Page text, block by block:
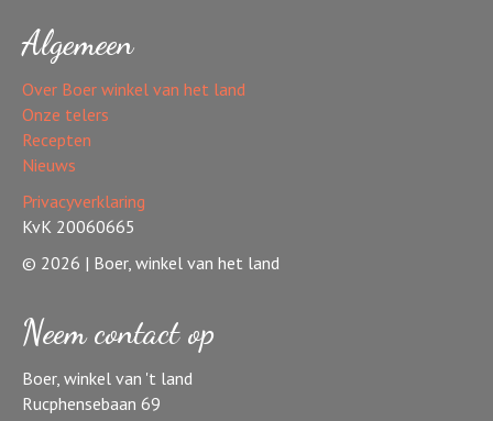
Algemeen
Over Boer winkel van het land
Onze telers
Recepten
Nieuws
Privacyverklaring
KvK 20060665
© 2026 | Boer, winkel van het land
Neem contact op
Boer, winkel van 't land
Rucphensebaan 69